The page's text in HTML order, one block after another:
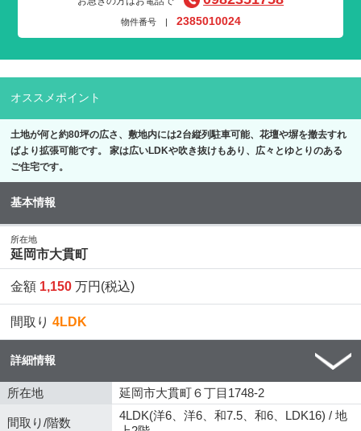
物件番号 | 2385010024
オススメポイント
土地が何と約80坪の広さ、敷地内には2台縦列駐車可能、花壇や塀を撤去すれ
ばより拡張可能です。 家は広いLDKや吹き抜けもあり、広々とゆとりのある
ご住宅です。
基本情報
所在地
延岡市大貫町
金額 1,150 万円(税込)
間取り4LDK
詳細情報
所在地 延岡市大貫町６丁目1748-2
間取り/階数
4LDK(洋6、洋6、和7.5、和6、LDK16) / 地